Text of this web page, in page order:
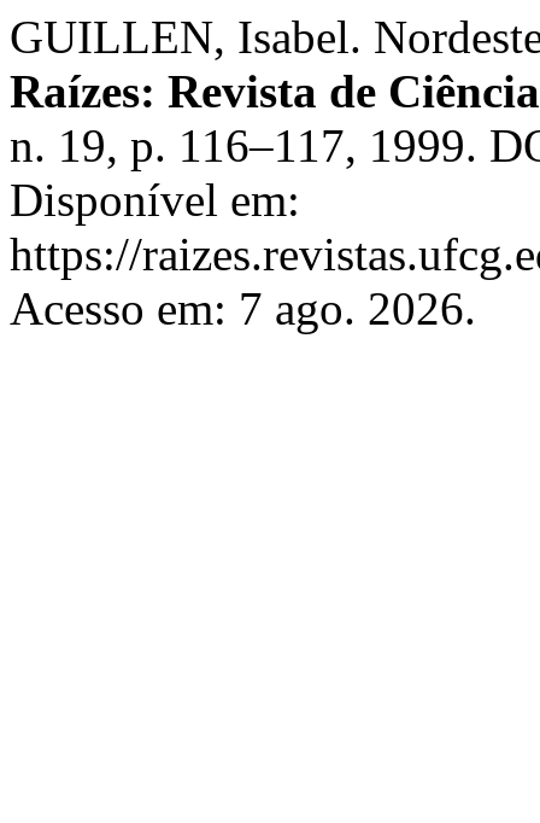
GUILLEN, Isabel.
Raízes: Revista de
n. 19, p. 116–117, 1999.
Disponível em:
https://
Acesso em: 7 ago. 2026.